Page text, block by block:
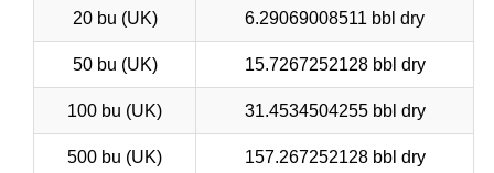
20 bu (UK) 6.29069008511 bbl dry
50 bu (UK) 15.7267252128 bbl dry
100 bu (UK) 31.4534504255 bbl dry
500 bu (UK) 157.267252128 bbl dry